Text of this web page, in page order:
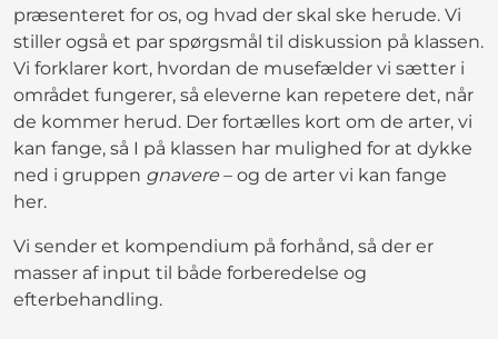
præsenteret for os, og hvad der skal ske herude. Vi
stiller også et par spørgsmål til diskussion på klassen.
Vi forklarer kort, hvordan de musefælder vi sætter i
området fungerer, så eleverne kan repetere det, når
de kommer herud. Der fortælles kort om de arter, vi
kan fange, så I på klassen har mulighed for at dykke
ned i gruppen gnavere – og de arter vi kan fange
her.
Vi sender et kompendium på forhånd, så der er
masser af input til både forberedelse og
efterbehandling.